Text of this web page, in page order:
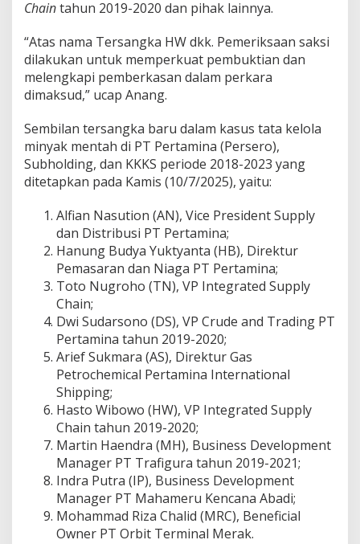
c
e
W
d
y
w
a
t
i
d
n
A
a
k
B
a
h
R
i
z
h
a
l
d
Chaintahun 2019-2020 dan pihak lainnya.
“Atas nama Tersangka HW dkk. Pemeriksaan saksi
dilakukan untuk memperkuat pembuktian dan
melengkapi pemberkasan dalam perkara
dimaksud,” ucap Anang.
Sembilan tersangka baru dalam kasus tata kelola
minyak mentah di PT Pertamina (Persero),
Subholding, dan KKKS periode 2018-2023 yang
ditetapkan pada Kamis (10/7/2025), yaitu:
Alfian Nasution (AN), Vice President Supply
dan Distribusi PT Pertamina;
Hanung Budya Yuktyanta (HB), Direktur
Pemasaran dan Niaga PT Pertamina;
Toto Nugroho (TN), VP Integrated Supply
Chain;
Dwi Sudarsono (DS), VP Crude and Trading PT
Pertamina tahun 2019-2020;
Arief Sukmara (AS), Direktur Gas
Petrochemical Pertamina International
Shipping;
Hasto Wibowo (HW), VP Integrated Supply
Chain tahun 2019-2020;
Martin Haendra (MH), Business Development
Manager PT Trafigura tahun 2019-2021;
Indra Putra (IP), Business Development
Manager PT Mahameru Kencana Abadi;
Mohammad Riza Chalid (MRC), Beneficial
Owner PT Orbit Terminal Merak.